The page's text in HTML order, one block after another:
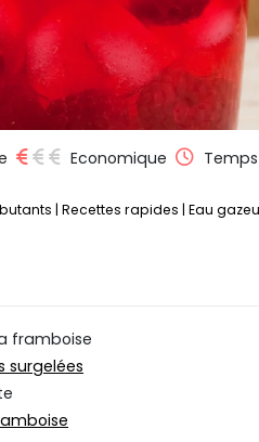
Economique
| Recettes rapides | Eau
framboise
surgelées